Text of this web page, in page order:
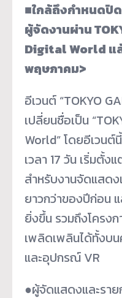
■ใกล้ถึงกำหนดปิ
ผู้จัดงานผ่าน
Digital World แ
พฤษภาคม>
อีเวนต์ “TOKYO
เปลี่ยนชื่อเป็น
World” โดยอีเวนต์
เวลา 17 วัน เริ่มตั้ง
สำหรับงานจัดแสด
ยาวกว่าของปีก่อน
ยิ่งขึ้น รวมถึงโครง
เพลิดเพลินได้ทั้งบ
และอุปกรณ์ VR
●ผู้จัดแสดงและรา